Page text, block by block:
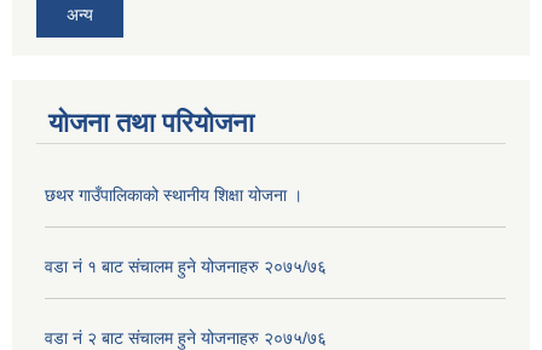
अन्य
योजना तथा परियोजना
छथर गाउँपालिकाको स्थानीय शिक्षा योजना ।
वडा नं १ बाट संचालम हुने योजनाहरु २०७५/७६
वडा नं २ बाट संचालम हुने योजनाहरु २०७५/७६